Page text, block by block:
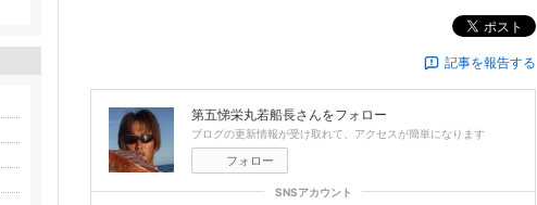
ポスト
記事を報告する
第五悌栄丸若船長さんをフォロー
ブログの更新情報が受け取れて、アクセスが簡単になります
フォロー
SNSアカウント